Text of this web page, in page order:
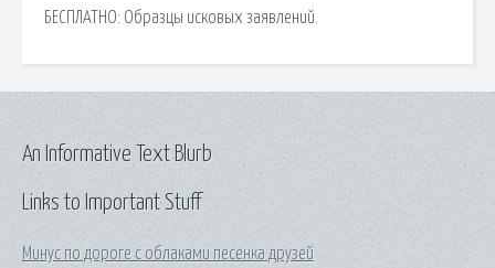
БЕСПЛАТНО: Образцы исковых заявлений.
Links to Important Stuff
Минус по дороге с облаками песенка друзей
An Informative Text Blurb